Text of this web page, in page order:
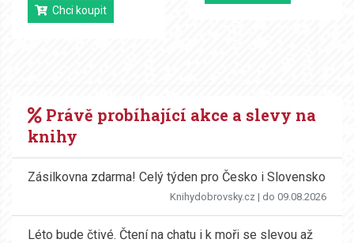
Chci koupit
Právě probíhající akce a slevy na
knihy
Zásilkovna zdarma! Celý týden pro Česko i Slovensko
Knihydobrovsky.cz | do 09.08.2026
Léto bude čtivé. Čtení na chatu i k moři se slevou až